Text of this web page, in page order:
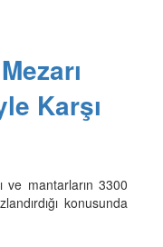
Karşı
ve mantarların 3300
konusunda